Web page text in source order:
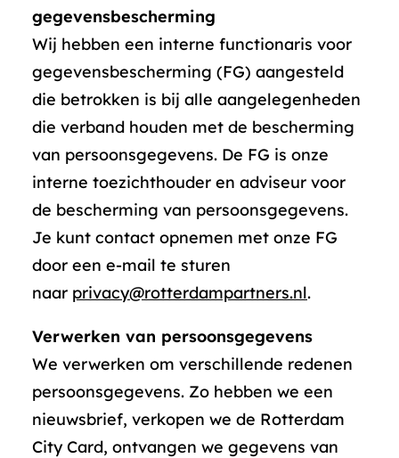
gegevensbescherming
Wij hebben een interne functionaris voor
gegevensbescherming (FG) aangesteld
die betrokken is bij alle aangelegenheden
die verband houden met de bescherming
van persoonsgegevens. De FG is onze
interne toezichthouder en adviseur voor
de bescherming van persoonsgegevens.
Je kunt contact opnemen met onze FG
door een e-mail te sturen
naar privacy@rotterdampartners.nl.
Verwerken van persoonsgegevens
We verwerken om verschillende redenen
persoonsgegevens. Zo hebben we een
nieuwsbrief, verkopen we de Rotterdam
City Card, ontvangen we gegevens van